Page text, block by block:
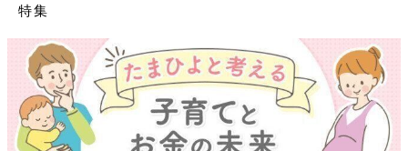
特集